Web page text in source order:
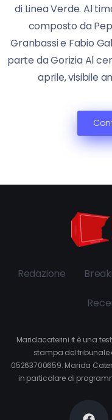
di Linea Verde. Al
composto da
Granbassi e Fabio
parte da Gorizia Al
aprile, visibile
Redazione
Maridacaterini.it è una
stampa del tribunale
05263700659. Marida
in particolare di